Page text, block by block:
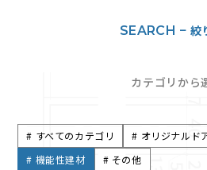
SEARCH − 絞
カテゴリから
# すべてのカテゴリ # オリジナルド
# 機能性建材
# その他